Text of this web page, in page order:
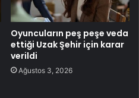
Oyuncuların peş peşe veda
ettiği Uzak Şehir için karar
verildi
Ağustos 3, 2026